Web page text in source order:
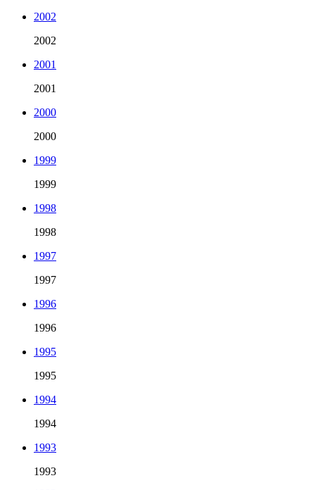
2002
2002
2001
2001
2000
2000
1999
1999
1998
1998
1997
1997
1996
1996
1995
1995
1994
1994
1993
1993